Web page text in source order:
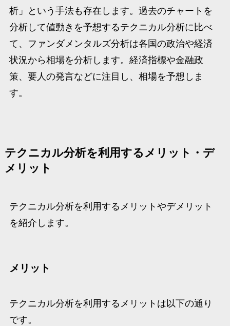
析」という手法も存在します。過去のチャートを
分析して値動きを予想するテクニカル分析に比べ
て、ファンダメンタルズ分析は各国の政治や経済
状況から相場を分析します。経済指標や金融政
策、要人の発言などに注目し、相場を予想しま
す。
テクニカル分析を利用するメリット・デ
メリット
テクニカル分析を利用するメリットやデメリット
を紹介します。
メリット
テクニカル分析を利用するメリットは以下の通り
です。